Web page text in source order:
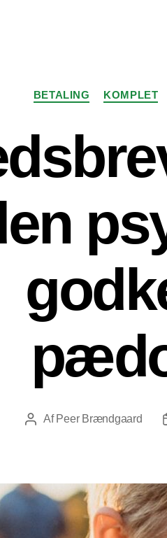
BETALING KOMPLET
Indlægsforfatter
Af Peer Brændgaard